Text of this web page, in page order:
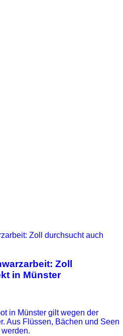
Zoll
in Münster